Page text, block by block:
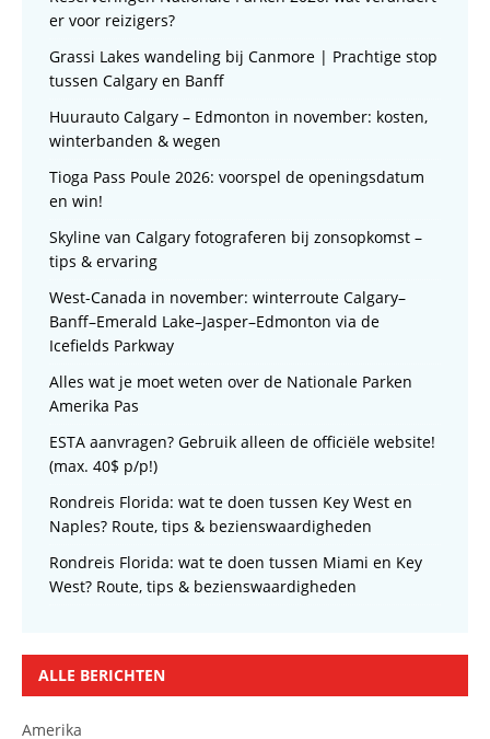
er voor reizigers?
Grassi Lakes wandeling bij Canmore | Prachtige stop
tussen Calgary en Banff
Huurauto Calgary – Edmonton in november: kosten,
winterbanden & wegen
Tioga Pass Poule 2026: voorspel de openingsdatum
en win!
Skyline van Calgary fotograferen bij zonsopkomst –
tips & ervaring
West-Canada in november: winterroute Calgary–
Banff–Emerald Lake–Jasper–Edmonton via de
Icefields Parkway
Alles wat je moet weten over de Nationale Parken
Amerika Pas
ESTA aanvragen? Gebruik alleen de officiële website!
(max. 40$ p/p!)
Rondreis Florida: wat te doen tussen Key West en
Naples? Route, tips & bezienswaardigheden
Rondreis Florida: wat te doen tussen Miami en Key
West? Route, tips & bezienswaardigheden
ALLE BERICHTEN
Amerika